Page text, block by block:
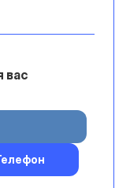
вас